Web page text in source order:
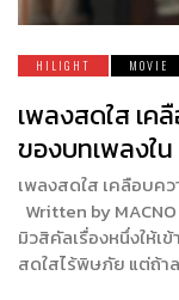
HILIGHT MOVIE
เพลงสดใส เค
ของบทเพลงใน
เพลงสดใส เคลือบค
Written by
มิวสิคัลเรื่องหนึ่งให้เ
สดใสไร้พิษภัย แต่ถ้า